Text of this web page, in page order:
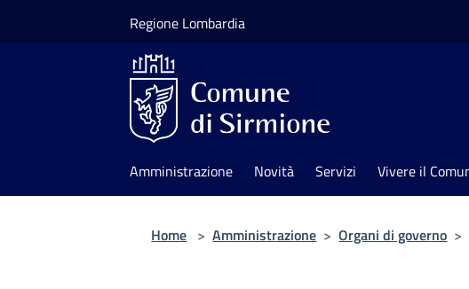
Regione Lombardia
Amministrazione Novità Servizi Vivere il
Home > Amministrazione > Organi di governo >